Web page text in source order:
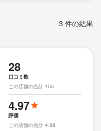
3 件の結果
28
口コミ数
この店舗の合計 155
4.97
評価
この店舗の合計 4.98